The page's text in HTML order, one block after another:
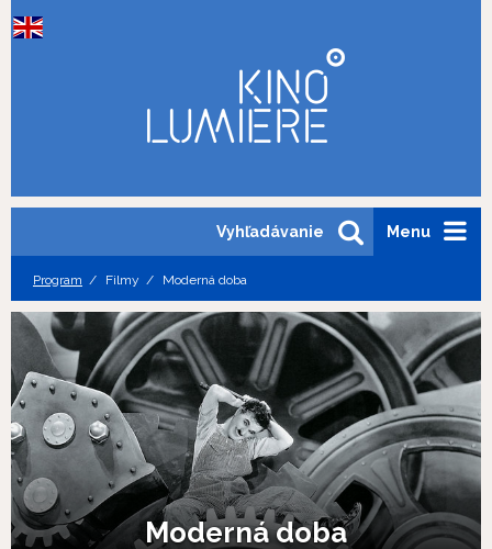
Menu
Vyhľadávanie
Program Filmy Moderná doba
Moderná doba